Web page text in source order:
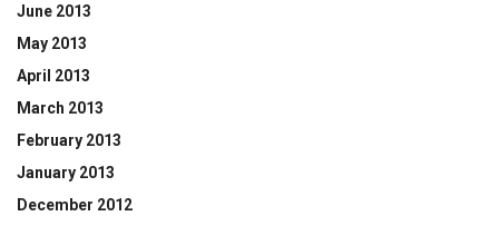
June 2013
May 2013
April 2013
March 2013
February 2013
January 2013
December 2012